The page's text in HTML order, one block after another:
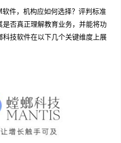
件，机构应如何选择？评判标准
否真正理解教育业务，并能将功
技软件在以下几个关键维度上展